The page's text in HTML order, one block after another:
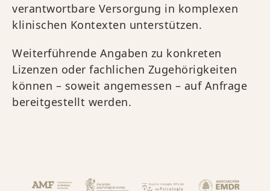
verantwortbare Versorgung in komplexen
klinischen Kontexten unterstützen.
Weiterführende Angaben zu konkreten
Lizenzen oder fachlichen Zugehörigkeiten
können – soweit angemessen – auf Anfrage
bereitgestellt werden.